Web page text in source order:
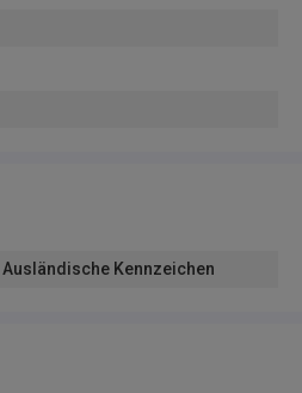
Ausländische Kennzeichen